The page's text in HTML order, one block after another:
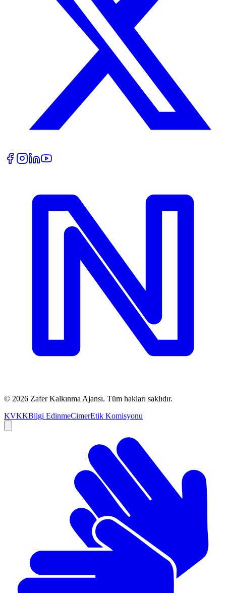
© 2026 Zafer Kalkınma Ajansı. Tüm hakları saklıdır.
KVKKBilgi EdinmeCimerEtik Komisyonu